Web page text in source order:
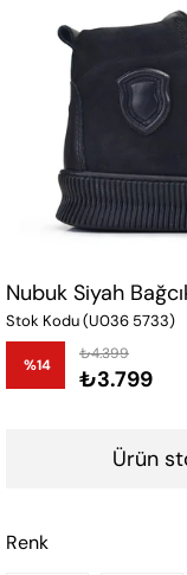
Nubuk Siyah
Stok Kodu(U036 5733)
%14
İndirim
₺4.399
₺3.799
Ürün
Renk